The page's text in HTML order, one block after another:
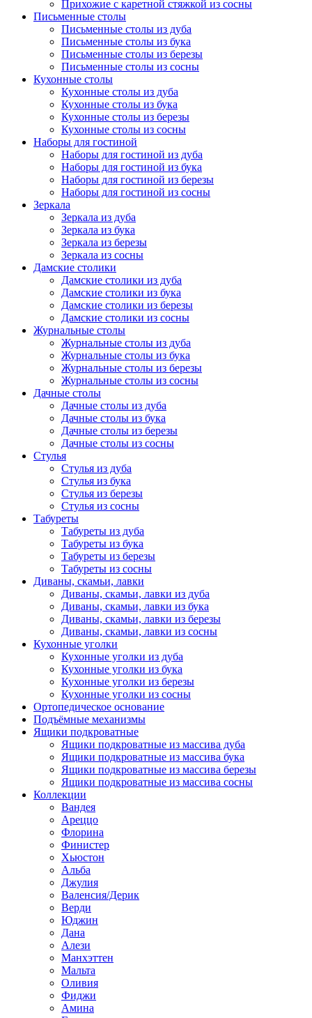
Прихожие с каретной стяжкой из сосны
Письменные столы
Письменные столы из дуба
Письменные столы из бука
Письменные столы из березы
Письменные столы из сосны
Кухонные столы
Кухонные столы из дуба
Кухонные столы из бука
Кухонные столы из березы
Кухонные столы из сосны
Наборы для гостиной
Наборы для гостиной из дуба
Наборы для гостиной из бука
Наборы для гостиной из березы
Наборы для гостиной из сосны
Зеркала
Зеркала из дуба
Зеркала из бука
Зеркала из березы
Зеркала из сосны
Дамские столики
Дамские столики из дуба
Дамские столики из бука
Дамские столики из березы
Дамские столики из сосны
Журнальные столы
Журнальные столы из дуба
Журнальные столы из бука
Журнальные столы из березы
Журнальные столы из сосны
Дачные столы
Дачные столы из дуба
Дачные столы из бука
Дачные столы из березы
Дачные столы из сосны
Стулья
Стулья из дуба
Стулья из бука
Стулья из березы
Стулья из сосны
Табуреты
Табуреты из дуба
Табуреты из бука
Табуреты из березы
Табуреты из сосны
Диваны, скамьи, лавки
Диваны, скамьи, лавки из дуба
Диваны, скамьи, лавки из бука
Диваны, скамьи, лавки из березы
Диваны, скамьи, лавки из сосны
Кухонные уголки
Кухонные уголки из дуба
Кухонные уголки из бука
Кухонные уголки из березы
Кухонные уголки из сосны
Ортопедическое основание
Подъёмные механизмы
Ящики подкроватные
Ящики подкроватные из массива дуба
Ящики подкроватные из массива бука
Ящики подкроватные из массива березы
Ящики подкроватные из массива сосны
Коллекции
Вандея
Ареццо
Флорина
Финистер
Хьюстон
Альба
Джулия
Валенсия/Дерик
Верди
Юджин
Дана
Алези
Манхэттен
Мальта
Оливия
Фиджи
Амина